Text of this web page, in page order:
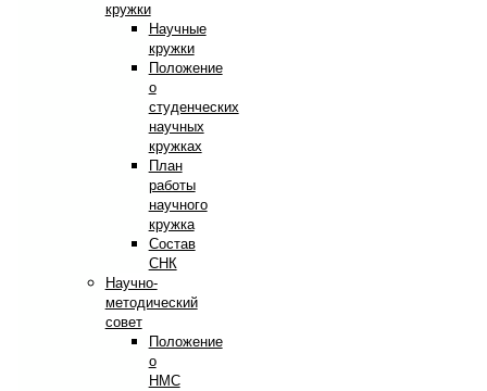
кружки
Научные
кружки
Положение
о
студенческих
научных
кружках
План
работы
научного
кружка
Состав
СНК
Научно-
методический
совет
Положение
о
НМС